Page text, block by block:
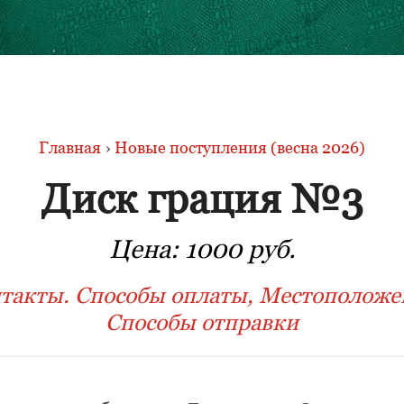
Главная › Новые поступления (весна 2026)
Диск грация №3
Цена: 1000 руб.
Способы оплаты,
Способы отправки